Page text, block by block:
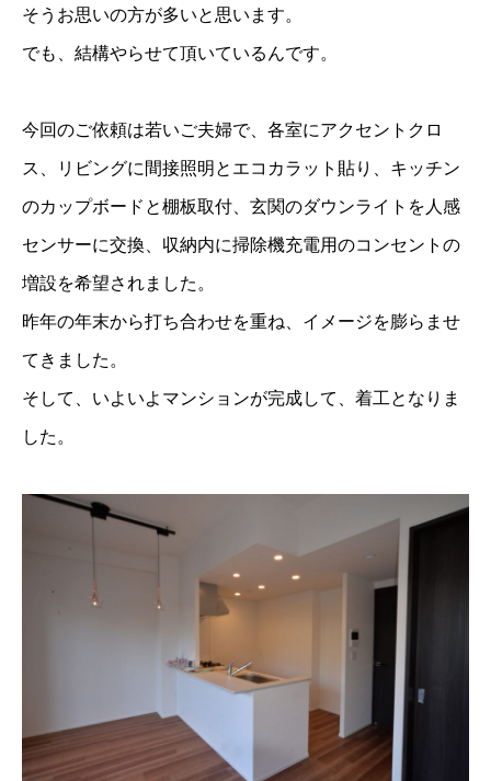
そうお思いの方が多いと思います。
でも、結構やらせて頂いているんです。
今回のご依頼は若いご夫婦で、各室にアクセントクロ
ス、リビングに間接照明とエコカラット貼り、キッチン
のカップボードと棚板取付、玄関のダウンライトを人感
センサーに交換、収納内に掃除機充電用のコンセントの
増設を希望されました。
昨年の年末から打ち合わせを重ね、イメージを膨らませ
てきました。
そして、いよいよマンションが完成して、着工となりま
した。